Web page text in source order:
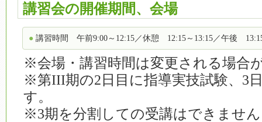
講習会の開催期間、会場
講習時間 午前9:00～12:15／休憩 12:15～13:15／午後
※会場・講習時間は変更される場合
※第III期の2日目に指導実技試験、3
す。
※3期を分割しての受講はできませ